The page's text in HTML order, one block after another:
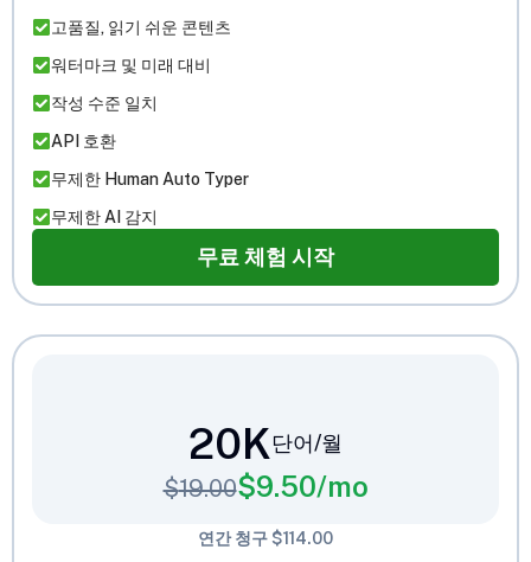
고품질, 읽기 쉬운 콘텐츠
워터마크 및 미래 대비
작성 수준 일치
API 호환
무제한 Human Auto Typer
무제한 AI 감지
무료 체험 시작
20K단어/월
$19.00$9.50/mo
연간 청구 $114.00